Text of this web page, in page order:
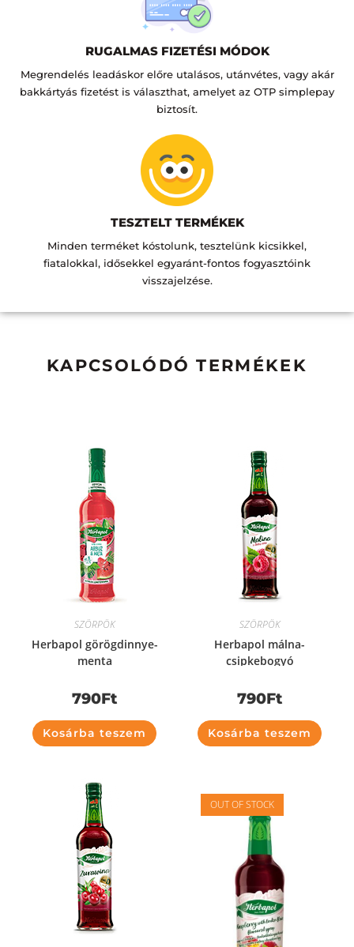
RUGALMAS FIZETÉSI MÓDOK
Megrendelés leadáskor előre utalásos, utánvétes, vagy akár
bakkártyás fizetést is választhat, amelyet az OTP simplepay
biztosít.
TESZTELT TERMÉKEK
Minden terméket kóstolunk, tesztelünk kicsikkel,
fiatalokkal, idősekkel egyaránt-fontos fogyasztóink
visszajelzése.
KAPCSOLÓDÓ TERMÉKEK
SZÖRPÖK
Herbapol görögdinnye-
menta
790Ft
Kosárba teszem
SZÖRPÖK
Herbapol málna-
csipkebogyó
790Ft
Kosárba teszem
OUT OF STOCK